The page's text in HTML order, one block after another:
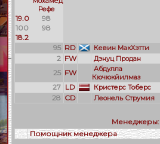
Рефе
19.0
98
100
98
18.2
95 RD Кевин МакХэтти
2 FW Дэнуц Продан
25 FW
Абдулла
Кючюкйилмаз
27 LD Кристерс Тоберс
28 CD Леонель Струмия
Менеджеры:
Помощник менеджера